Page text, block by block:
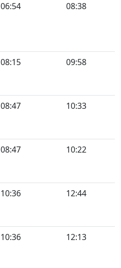
06:54 08:38
08:15 09:58
08:47 10:33
08:47 10:22
10:36 12:44
10:36 12:13